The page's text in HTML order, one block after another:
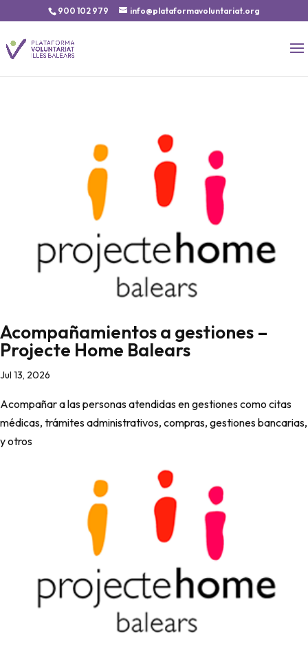
900 102 979 info@plataformavoluntariat.org
Acompañamientos a gestiones –
Projecte Home Balears
Jul 13, 2026
Acompañar a las personas atendidas en gestiones como citas
médicas, trámites administrativos, compras, gestiones bancarias,
y otros